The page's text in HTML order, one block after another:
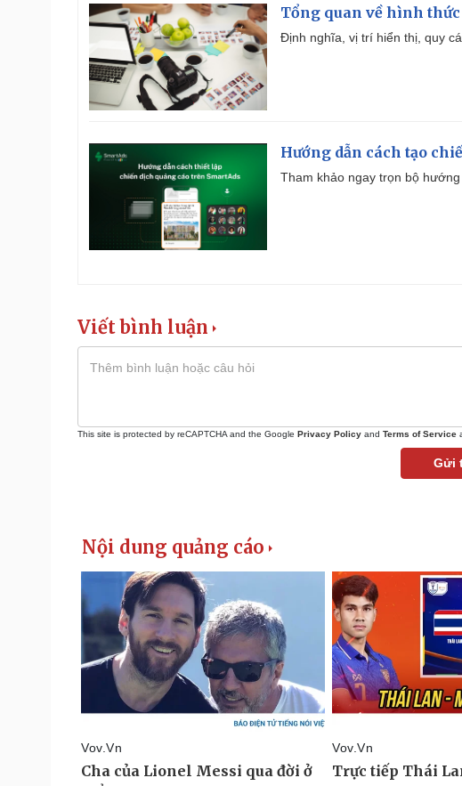
Tổng quan về hình
Định nghĩa, vị trí hiển thị, quy
Hướng dẫn cách tạo
Tham khảo ngay trọn bộ
Viết bình luận
This site is protected by reCAPTCHA and the Google Privacy Policy and Terms of Service
Gửi